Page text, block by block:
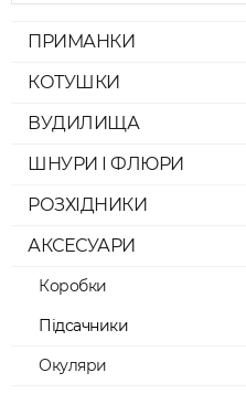
ПРИМАНКИ
КОТУШКИ
ВУДИЛИЩА
ШНУРИ І ФЛЮРИ
РОЗХІДНИКИ
АКСЕСУАРИ
Коробки
Підсачники
Окуляри